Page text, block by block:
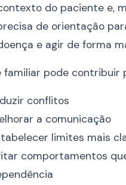
do paciente e,
de orientação
e agir de forma
familiar pode contribuir
conflitos
a comunicação
limites mais
comportamentos